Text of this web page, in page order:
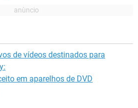
de vídeos destinados para
em aparelhos de DVD